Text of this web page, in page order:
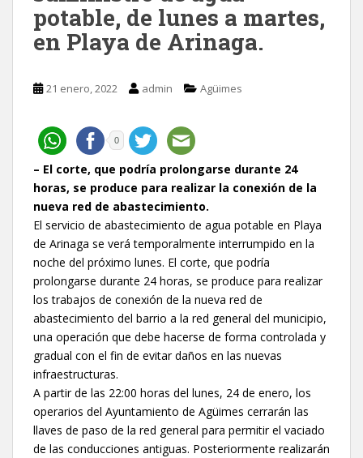
potable, de lunes a martes,
en Playa de Arinaga.
21 enero, 2022 admin Agüimes
0
– El corte, que podría prolongarse durante 24
horas, se produce para realizar la conexión de la
nueva red de abastecimiento.
El servicio de abastecimiento de agua potable en Playa
de Arinaga se verá temporalmente interrumpido en la
noche del próximo lunes. El corte, que podría
prolongarse durante 24 horas, se produce para realizar
los trabajos de conexión de la nueva red de
abastecimiento del barrio a la red general del municipio,
una operación que debe hacerse de forma controlada y
gradual con el fin de evitar daños en las nuevas
infraestructuras.
A partir de las 22:00 horas del lunes, 24 de enero, los
operarios del Ayuntamiento de Agüimes cerrarán las
llaves de paso de la red general para permitir el vaciado
de las conducciones antiguas. Posteriormente realizarán